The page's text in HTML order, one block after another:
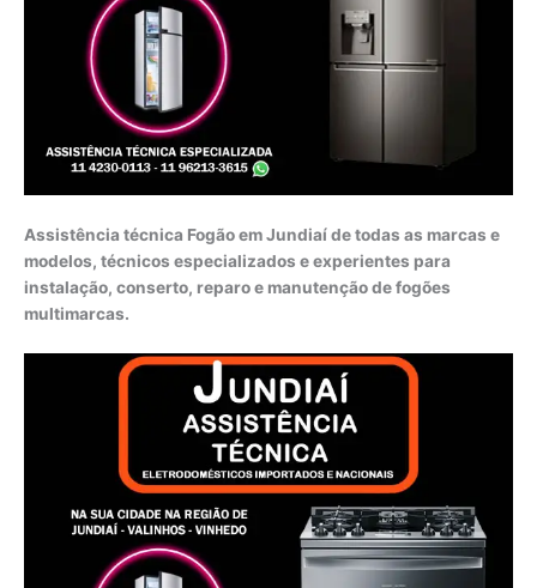
Assistência técnica Fogão em Jundiaí de todas as marcas e
modelos, técnicos especializados e experientes para
instalação, conserto, reparo e manutenção de fogões
multimarcas.